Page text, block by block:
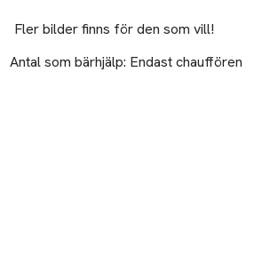
Fler bilder finns för den som vill!
Antal som bärhjälp: Endast chauffören